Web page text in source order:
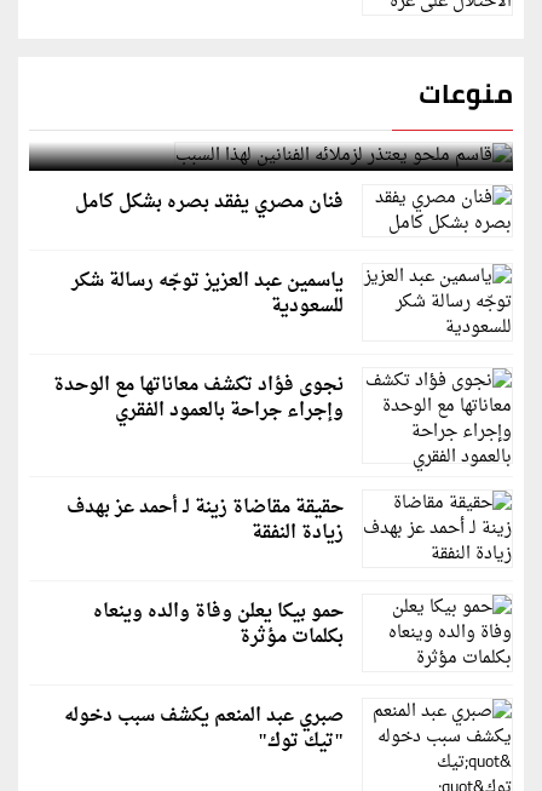
منوعات
قاسم ملحو يعتذر لزملائه الفنانين لهذا السبب
فنان مصري يفقد بصره بشكل كامل
ياسمين عبد العزيز توجّه رسالة شكر
للسعودية
نجوى فؤاد تكشف معاناتها مع الوحدة
وإجراء جراحة بالعمود الفقري
حقيقة مقاضاة زينة لـ أحمد عز بهدف
زيادة النفقة
حمو بيكا يعلن وفاة والده وينعاه
بكلمات مؤثرة
صبري عبد المنعم يكشف سبب دخوله
"تيك توك"